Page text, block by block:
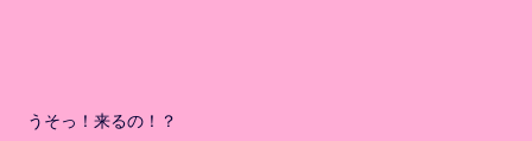
うそっ！来るの！？